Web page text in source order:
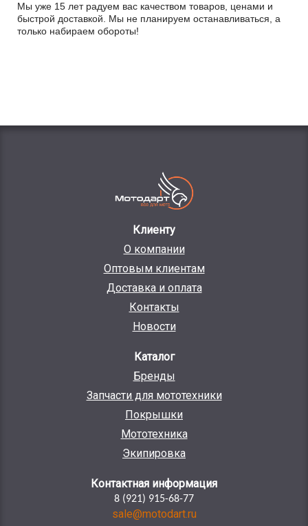
Мы уже 15 лет радуем вас качеством товаров, ценами и
быстрой доставкой. Мы не планируем останавливаться, а
только набираем обороты!
Клиенту
О компании
Оптовым клиентам
Доставка и оплата
Контакты
Новости
Каталог
Бренды
Запчасти для мототехники
Покрышки
Мототехника
Экипировка
Контактная информация
8 (921) 915-68-77
sale@motodart.ru